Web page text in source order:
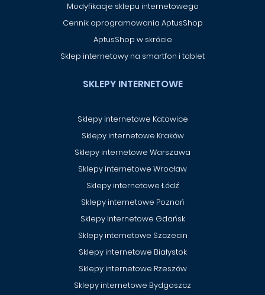
Modyfikacje sklepu internetowego
Cennik oprogramowania AptusShop
AptusShop w skrócie
Sklep internetowy na smartfon i tablet
SKLEPY INTERNETOWE
Sklepy internetowe Katowice
Sklepy internetowe Kraków
Sklepy internetowe Warszawa
Sklepy internetowe Wrocław
Sklepy internetowe Łódź
Sklepy internetowe Poznań
Sklepy internetowe Gdańsk
Sklepy internetowe Szczecin
Sklepy internetowe Białystok
Sklepy internetowe Rzeszów
Sklepy internetowe Bydgoszcz